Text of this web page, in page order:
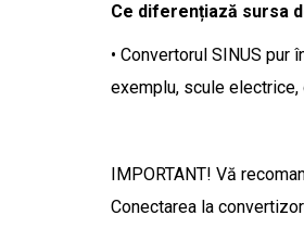
Ce diferențiază sursa
• Convertorul SINUS
exemplu, scule electrice,
IMPORTANT! Vă
Conectarea la